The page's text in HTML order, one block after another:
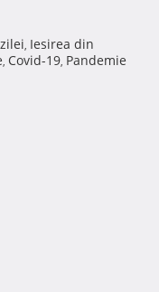
, Iesirea din
, Covid-19, Pandemie